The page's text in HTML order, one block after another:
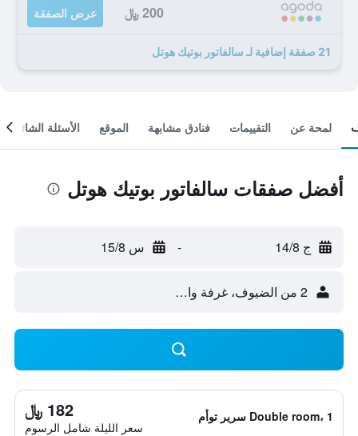
200 ﷼ عرض الصفقة
21 صفقة إضافية لـ سالفاتور بوتيك هوتل
لمحة عن التقييمات فنادق مشابهة الموقع الأسئلة الشائعة
أفضل صفقات سالفاتور بوتيك هوتل
ج 14/8 - س 15/8
2 من الضيوف، غرفة واحدة
Double room، 1 سرير توأم 182 ﷼
سعر الليلة شامل الرسوم